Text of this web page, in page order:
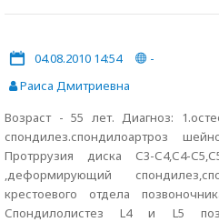
04.08.2010 14:54
-
Раиса Дмитриевна
Возраст - 55 лет. Диагноз:
спондилез.спондилоартроз
Протррузия диска С3-С4,С4-
,деформирующий
крестоевого отдела
Спондилолистез L4 и L5